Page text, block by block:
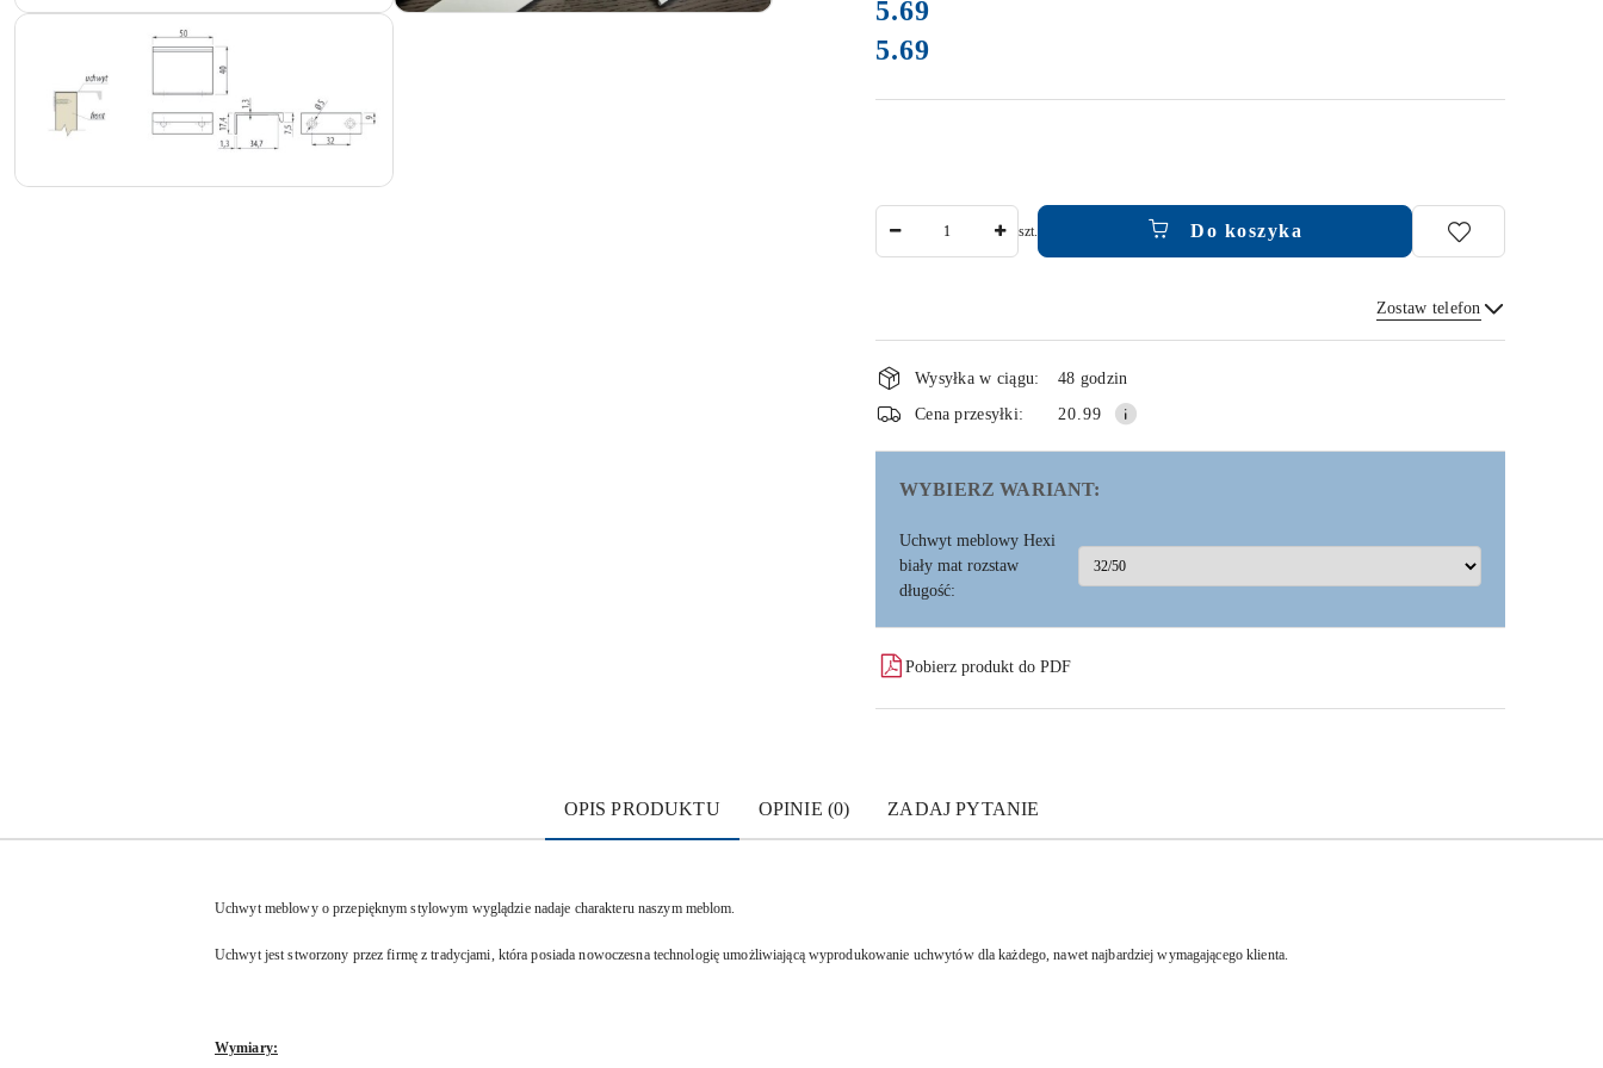
cena:
5.69
Cena:
5.69
szt. Do koszyka
Zostaw telefon
Wyślij
Dostępność
i
dostawa
Wysyłka w ciągu:
48 godzin
Cena przesyłki:
20.99
WYBIERZ WARIANT:
Uchwyt meblowy Hexi
biały mat rozstaw
długość:
Pobierz produkt do PDF
OPIS PRODUKTU OPINIE (0) ZADAJ PYTANIE
Uchwyt meblowy o przepięknym stylowym wyglądzie nadaje charakteru naszym meblom.
Uchwyt jest stworzony przez firmę z tradycjami, która posiada nowoczesna technologię umożliwiającą wyprodukowanie uchwytów dla każdego, nawet najbardziej wymagającego klienta.
Wymiary: